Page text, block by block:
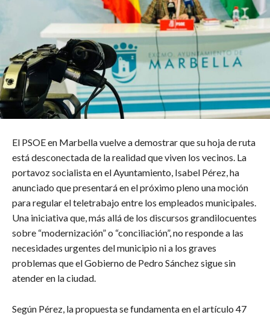
El PSOE en Marbella vuelve a demostrar que su hoja de ruta
está desconectada de la realidad que viven los vecinos. La
portavoz socialista en el Ayuntamiento, Isabel Pérez, ha
anunciado que presentará en el próximo pleno una moción
para regular el teletrabajo entre los empleados municipales.
Una iniciativa que, más allá de los discursos grandilocuentes
sobre “modernización” o “conciliación”, no responde a las
necesidades urgentes del municipio ni a los graves
problemas que el Gobierno de Pedro Sánchez sigue sin
atender en la ciudad.
Según Pérez, la propuesta se fundamenta en el artículo 47